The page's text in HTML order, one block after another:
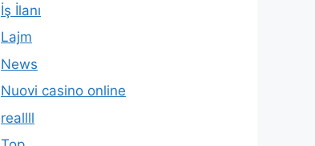
İş İlanı
Lajm
News
Nuovi casino online
reallll